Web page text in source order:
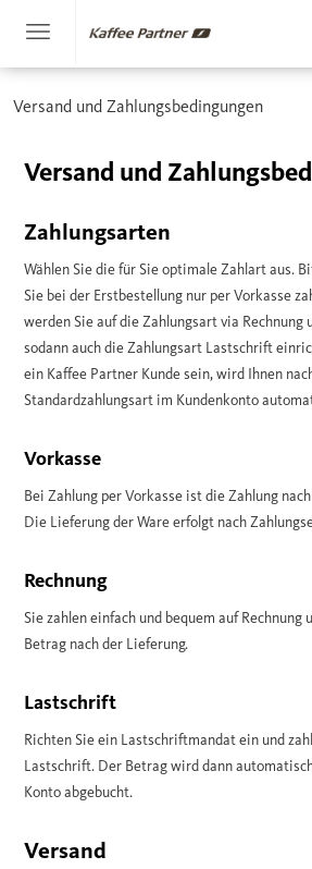
Versand und Zahlungsbedingungen
Versand und
Zahlungsarten
Wählen Sie die für Sie optimale Zahlart aus.
Sie bei der Erstbestellung nur per Vorkasse
werden Sie auf die Zahlungsart via Rechnung
sodann auch die Zahlungsart Lastschrift
ein Kaffee Partner Kunde sein, wird Ihnen
Standardzahlungsart im Kundenkonto
Vorkasse
Bei Zahlung per Vorkasse ist die Zahlung
Die Lieferung der Ware erfolgt nach
Rechnung
Sie zahlen einfach und bequem auf Rechnung
Betrag nach der Lieferung.
Lastschrift
Richten Sie ein Lastschriftmandat ein und
Lastschrift. Der Betrag wird dann
Konto abgebucht.
Versand